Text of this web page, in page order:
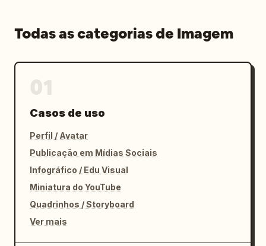
Todas as categorias de Imagem
Casos de uso
Perfil / Avatar
Publicação em Mídias Sociais
Infográfico / Edu Visual
Miniatura do YouTube
Quadrinhos / Storyboard
Ver mais